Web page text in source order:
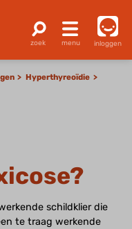
inloggen
Hyperthyreoïdie
schildklier die
te traag werkende